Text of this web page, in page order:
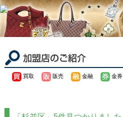
買取 販売 金融 金券